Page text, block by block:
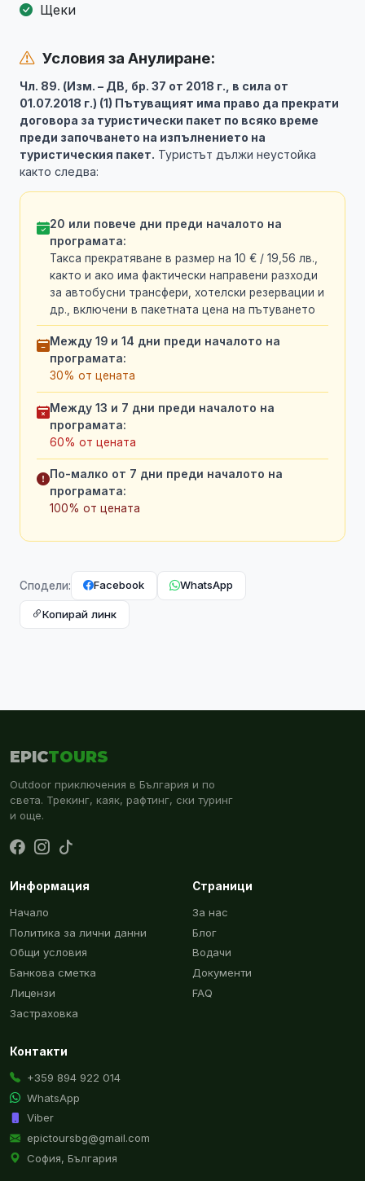
Щеки
Условия за Анулиране:
Чл. 89. (Изм. – ДВ, бр. 37 от 2018 г., в сила от
01.07.2018 г.) (1) Пътуващият има право да прекрати
договора за туристически пакет по всяко време
преди започването на изпълнението на
туристическия пакет. Туристът дължи неустойка
както следва:
20 или повече дни преди началото на
програмата:
Такса прекратяване в размер на 10 € / 19,56 лв.,
както и ако има фактически направени разходи
за автобусни трансфери, хотелски резервации и
др., включени в пакетната цена на пътуването
Между 19 и 14 дни преди началото на
програмата:
30% от цената
Между 13 и 7 дни преди началото на
програмата:
60% от цената
По-малко от 7 дни преди началото на
програмата:
100% от цената
Сподели: Facebook WhatsApp
Копирай линк
EPICTOURS
Outdoor приключения в България и по
света. Трекинг, каяк, рафтинг, ски туринг
и още.
Информация
Начало
Политика за лични данни
Общи условия
Банкова сметка
Лицензи
Застраховка
Страници
За нас
Блог
Водачи
Документи
FAQ
Контакти
+359 894 922 014
WhatsApp
Viber
epictoursbg@gmail.com
София, България